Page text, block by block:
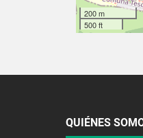
200 m
500 ft
QUIÉNES